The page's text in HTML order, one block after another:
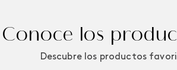
Conoce los
Descubre los productos